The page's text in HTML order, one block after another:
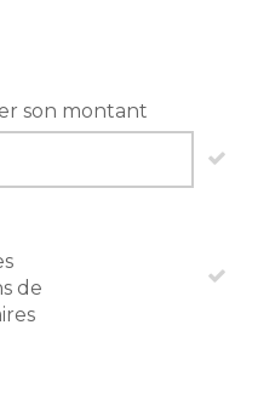
son montant
de